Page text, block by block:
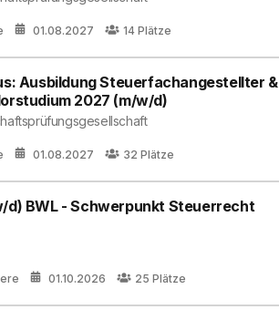
01.08.2027 14 Plätze
Ausbildung Steuerfachangestellter &
2027 (m/w/d)
01.08.2027 32 Plätze
d) BWL - Schwerpunkt Steuerrecht
01.10.2026 25 Plätze